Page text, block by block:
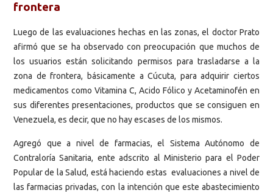
frontera
Luego de las evaluaciones hechas en las zonas, el doctor Prato
afirmó que se ha observado con preocupación que muchos de
los usuarios están solicitando permisos para trasladarse a la
zona de frontera, básicamente a Cúcuta, para adquirir ciertos
medicamentos como Vitamina C, Acido Fólico y Acetaminofén en
sus diferentes presentaciones, productos que se consiguen en
Venezuela, es decir, que no hay escases de los mismos.
Agregó que a nivel de farmacias, el Sistema Autónomo de
Contraloría Sanitaria, ente adscrito al Ministerio para el Poder
Popular de la Salud, está haciendo estas evaluaciones a nivel de
las farmacias privadas, con la intención que este abastecimiento